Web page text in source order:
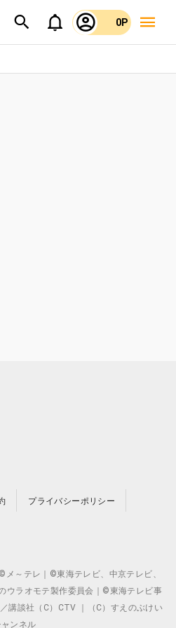
0P
プライバシーポリシー
～テレ｜©東海テレビ、中京テレビ、
ウラオモテ製作委員会｜©東海テレビ事
講談社（C）CTV ｜（C）すえのぶけい
ンネル